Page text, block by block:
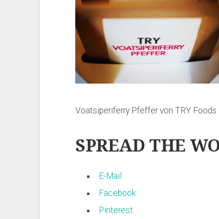
Voatsiperiferry Pfeffer von TRY Foods
SPREAD THE
E-Mail
Facebook
Pinterest